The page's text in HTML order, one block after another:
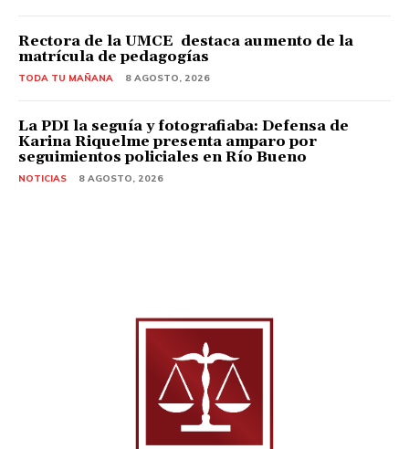
Rectora de la UMCE destaca aumento de la
matrícula de pedagogías
TODA TU MAÑANA 8 AGOSTO, 2026
La PDI la seguía y fotografiaba: Defensa de
Karina Riquelme presenta amparo por
seguimientos policiales en Río Bueno
NOTICIAS 8 AGOSTO, 2026